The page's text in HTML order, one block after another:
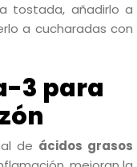
tostada, añadirlo a
a cucharadas con
3 para
de ácidos grasos